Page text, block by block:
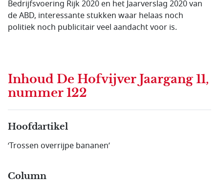
Bedrijfsvoering Rijk 2020 en het Jaarverslag 2020 van
de ABD, interessante stukken waar helaas noch
politiek noch publicitair veel aandacht voor is.
Inhoud De Hofvijver Jaargang 11,
nummer 122
Hoofdartikel
‘Trossen overrijpe bananen’
Column